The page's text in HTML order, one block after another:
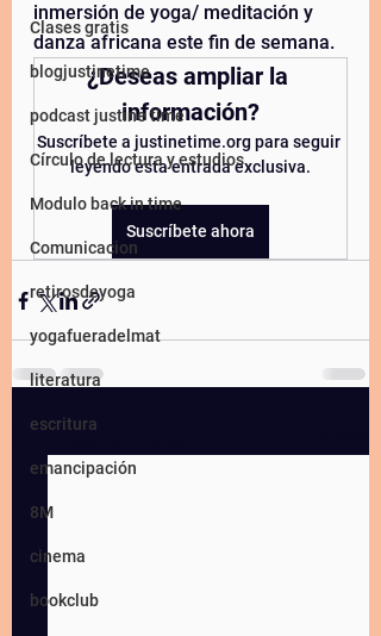
Clases gratis
blogjustinetime
podcast justine time
Círculo de lectura y estudios
Modulo back in time
Comunicacion
retirosdeyoga
yogafueradelmat
literatura
escritura
emancipación
8M
cinema
bookclub
inmersión de yoga/ meditación y
danza africana este fin de semana.
¿Deseas ampliar la
información?
Suscríbete a justinetime.org para seguir
leyendo esta entrada exclusiva.
Suscríbete ahora